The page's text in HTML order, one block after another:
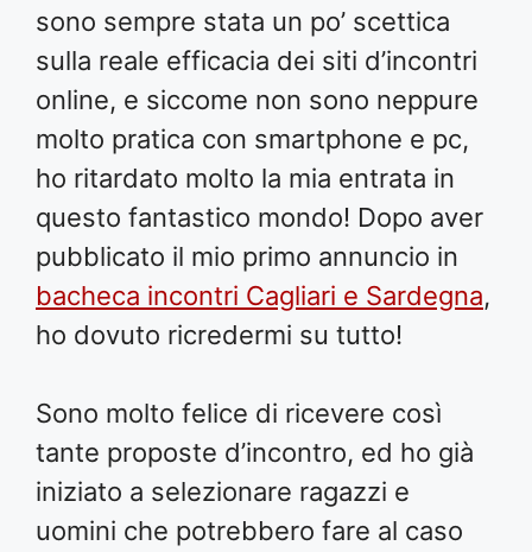
sono sempre stata un po’ scettica
sulla reale efficacia dei siti d’incontri
online, e siccome non sono neppure
molto pratica con smartphone e pc,
ho ritardato molto la mia entrata in
questo fantastico mondo! Dopo aver
pubblicato il mio primo annuncio in
bacheca incontri Cagliari e Sardegna,
ho dovuto ricredermi su tutto!
Sono molto felice di ricevere così
tante proposte d’incontro, ed ho già
iniziato a selezionare ragazzi e
uomini che potrebbero fare al caso